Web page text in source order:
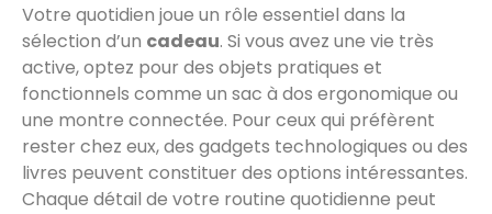
Votre quotidien joue un rôle essentiel dans la
sélection d’un cadeau. Si vous avez une vie très
active, optez pour des objets pratiques et
fonctionnels comme un sac à dos ergonomique ou
une montre connectée. Pour ceux qui préfèrent
rester chez eux, des gadgets technologiques ou des
livres peuvent constituer des options intéressantes.
Chaque détail de votre routine quotidienne peut